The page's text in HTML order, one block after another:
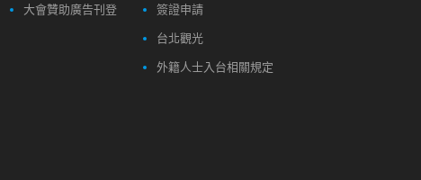
大會贊助廣告刊登 簽證申請
台北觀光
外籍人士入台相關規定